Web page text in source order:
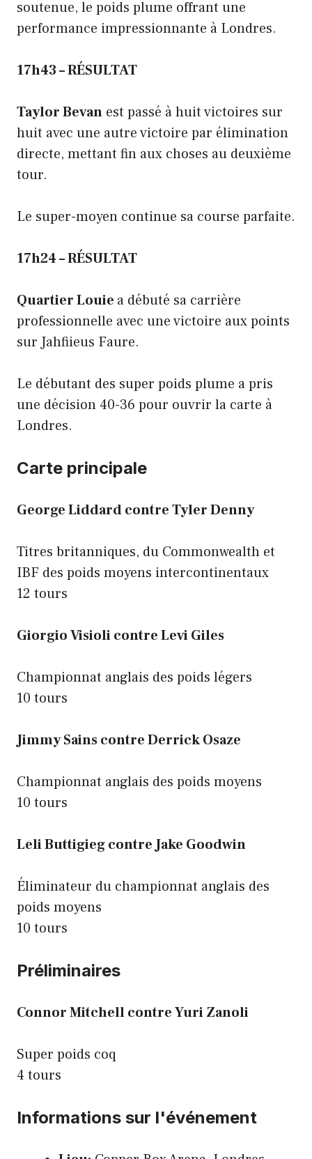
soutenue, le poids plume offrant une
performance impressionnante à Londres.
17h43 – RÉSULTAT
Taylor Bevan est passé à huit victoires sur
huit avec une autre victoire par élimination
directe, mettant fin aux choses au deuxième
tour.
Le super-moyen continue sa course parfaite.
17h24 – RÉSULTAT
Quartier Louie a débuté sa carrière
professionnelle avec une victoire aux points
sur Jahfiieus Faure.
Le débutant des super poids plume a pris
une décision 40-36 pour ouvrir la carte à
Londres.
Carte principale
George Liddard contre Tyler Denny
Titres britanniques, du Commonwealth et
IBF des poids moyens intercontinentaux
12 tours
Giorgio Visioli contre Levi Giles
Championnat anglais des poids légers
10 tours
Jimmy Sains contre Derrick Osaze
Championnat anglais des poids moyens
10 tours
Leli Buttigieg contre Jake Goodwin
Éliminateur du championnat anglais des
poids moyens
10 tours
Préliminaires
Connor Mitchell contre Yuri Zanoli
Super poids coq
4 tours
Informations sur l'événement